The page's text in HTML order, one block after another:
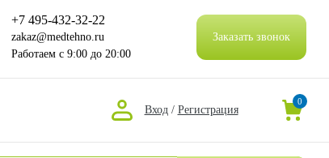
+7 495-432-32-22
zakaz@medtehno.ru
Работаем с 9:00 до 20:00
Заказать звонок
Вход / Регистрация
0